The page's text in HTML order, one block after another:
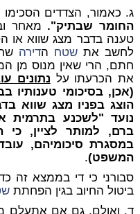
ג. כאמור, הצדדים
החומר שבתיק". מאחר
טענה בדבר מצג שווא או
לחשב את שטח הדירה
חתם, הרי שאין מנוס מן
את הכרעתו על נתונים
(אכן, בסיכומי
הוצג בפניו מצג שווא
נועד "לשכנע בתרמית
ברם, למותר לציין, כי
במסגרת סיכומיהם,
המשפט).
סבורני כי די בממצא זה
ביטול החיוב בגין הפחתת
ד. ואולם, גם אם אתעלם